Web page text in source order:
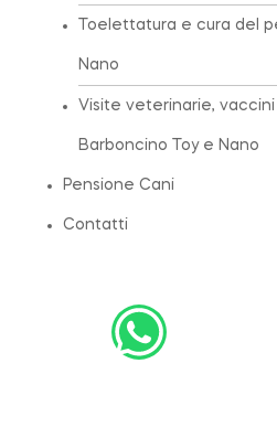
Toelettatura e cura del
Nano
Visite veterinarie,
Barboncino Toy e Nano
Pensione Cani
Contatti